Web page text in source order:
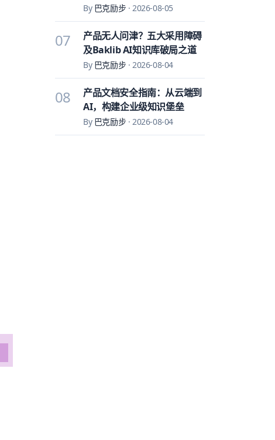
By 巴克励步·2026-08-05
07
产品无人问津？五大采用障碍
及Baklib AI知识库破局之道
By 巴克励步·2026-08-04
08
产品文档安全指南：从云端到
AI，构建企业级知识堡垒
By 巴克励步·2026-08-04